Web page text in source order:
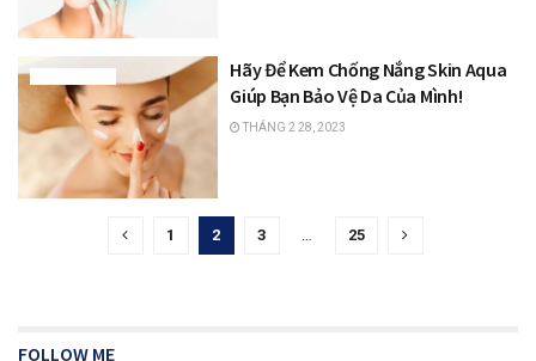
Hãy Để Kem Chống Nắng Skin Aqua
Giúp Bạn Bảo Vệ Da Của Mình!
THÁNG 2 28, 2023
1 2 3 … 25
FOLLOW ME